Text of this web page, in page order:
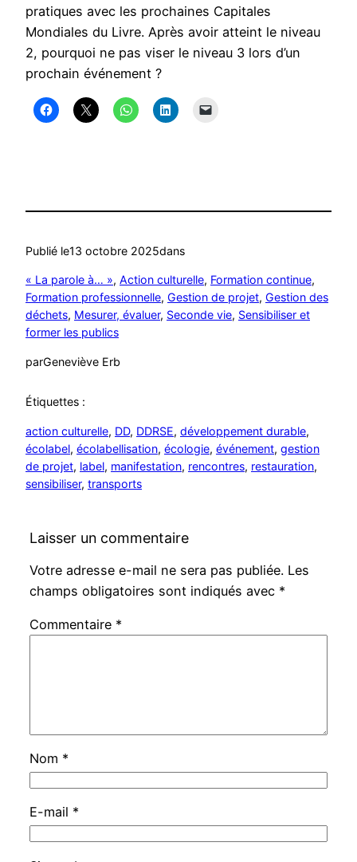
pratiques avec les prochaines Capitales
Mondiales du Livre. Après avoir atteint le niveau
2, pourquoi ne pas viser le niveau 3 lors d’un
prochain événement ?
Publié le13 octobre 2025dans
« La parole à… », Action culturelle, Formation continue
Formation professionnelle, Gestion de projet, Gestion des
déchets, Mesurer, évaluer, Seconde vie, Sensibiliser et
former les publics
parGeneviève Erb
Étiquettes :
action culturelle, DD, DDRSE, développement durable
écolabel, écolabellisation, écologie, événement, gestion
de projet, label, manifestation, rencontres, restauration
sensibiliser, transports
Laisser un commentaire
Votre adresse e-mail ne sera pas publiée. Les
champs obligatoires sont indiqués avec *
Commentaire *
Nom *
E-mail *